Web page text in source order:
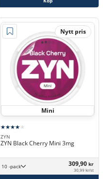
Nytt pris
Mini
ZYN
ZYN Black Cherry Mini 3mg
10 -pack 309,90 kr
30,99 kr/st